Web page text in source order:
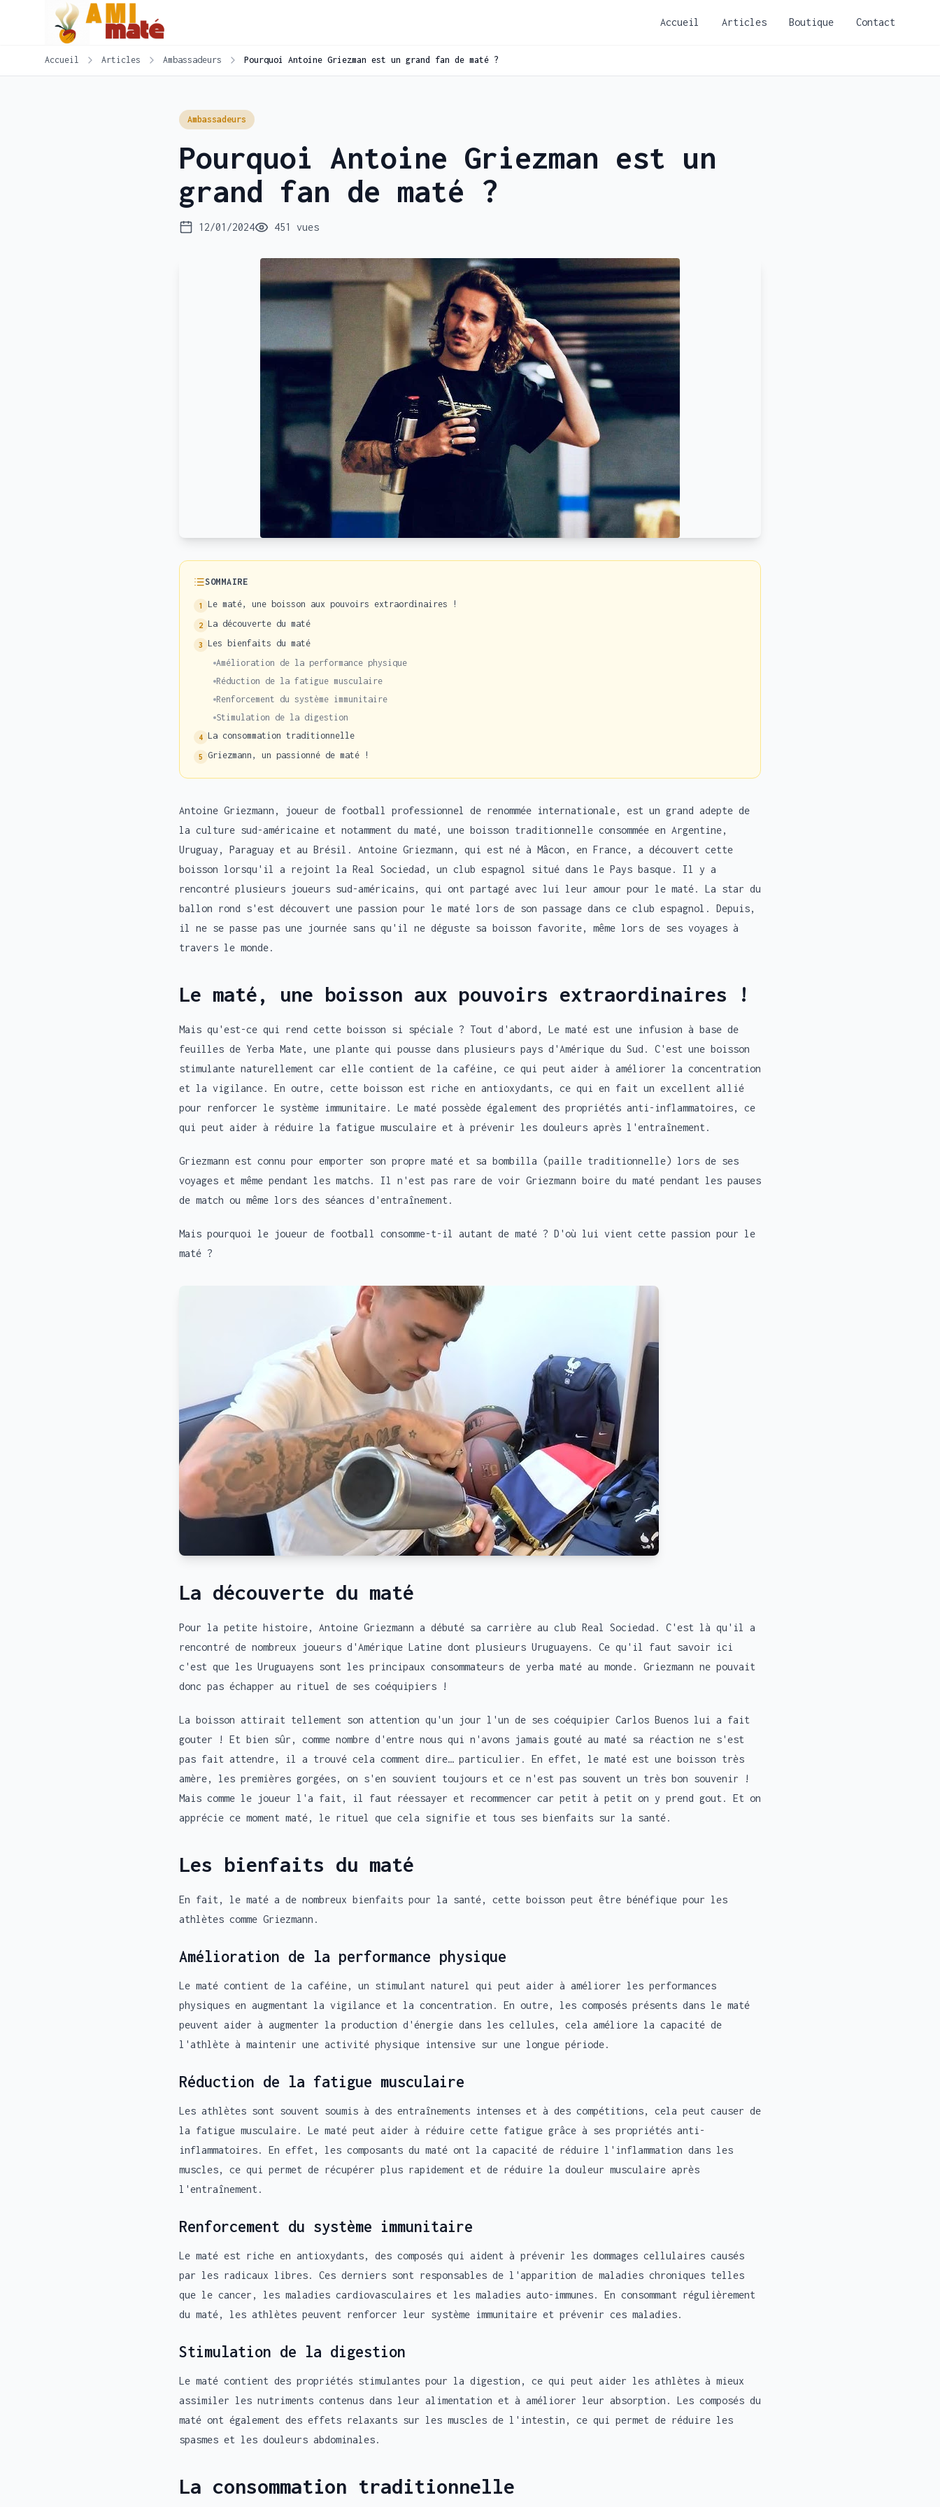
Accueil Articles Boutique Contact
Accueil Articles Ambassadeurs Pourquoi Antoine Griezman est un grand fan de maté ?
Ambassadeurs
Pourquoi Antoine Griezman est un
grand fan de maté ?
12/01/2024 451 vues
SOMMAIRE
1 Le maté, une boisson aux pouvoirs extraordinaires !
2 La découverte du maté
3
Les bienfaits du maté
Amélioration de la performance physique
Réduction de la fatigue musculaire
Renforcement du système immunitaire
Stimulation de la digestion
4 La consommation traditionnelle
5 Griezmann, un passionné de maté !
Antoine Griezmann, joueur de football professionnel de renommée internationale, est un grand adepte de
la culture sud-américaine et notamment du maté, une boisson traditionnelle consommée en Argentine,
Uruguay, Paraguay et au Brésil. Antoine Griezmann, qui est né à Mâcon, en France, a découvert cette
boisson lorsqu'il a rejoint la Real Sociedad, un club espagnol situé dans le Pays basque. Il y a
rencontré plusieurs joueurs sud-américains, qui ont partagé avec lui leur amour pour le maté. La star du
ballon rond s'est découvert une passion pour le maté lors de son passage dans ce club espagnol. Depuis,
il ne se passe pas une journée sans qu'il ne déguste sa boisson favorite, même lors de ses voyages à
travers le monde.
Le maté, une boisson aux pouvoirs extraordinaires !
Mais qu'est-ce qui rend cette boisson si spéciale ? Tout d'abord, Le maté est une infusion à base de
feuilles de Yerba Mate, une plante qui pousse dans plusieurs pays d'Amérique du Sud. C'est une boisson
stimulante naturellement car elle contient de la caféine, ce qui peut aider à améliorer la concentration
et la vigilance. En outre, cette boisson est riche en antioxydants, ce qui en fait un excellent allié
pour renforcer le système immunitaire. Le maté possède également des propriétés anti-inflammatoires, ce
qui peut aider à réduire la fatigue musculaire et à prévenir les douleurs après l'entraînement.
Griezmann est connu pour emporter son propre maté et sa bombilla (paille traditionnelle) lors de ses
voyages et même pendant les matchs. Il n'est pas rare de voir Griezmann boire du maté pendant les pauses
de match ou même lors des séances d'entraînement.
Mais pourquoi le joueur de football consomme-t-il autant de maté ? D'où lui vient cette passion pour le
maté ?
La découverte du maté
Pour la petite histoire, Antoine Griezmann a débuté sa carrière au club Real Sociedad. C'est là qu'il a
rencontré de nombreux joueurs d'Amérique Latine dont plusieurs Uruguayens. Ce qu'il faut savoir ici
c'est que les Uruguayens sont les principaux consommateurs de yerba maté au monde. Griezmann ne pouvait
donc pas échapper au rituel de ses coéquipiers !
La boisson attirait tellement son attention qu'un jour l'un de ses coéquipier Carlos Buenos lui a fait
gouter ! Et bien sûr, comme nombre d'entre nous qui n'avons jamais gouté au maté sa réaction ne s'est
pas fait attendre, il a trouvé cela comment dire… particulier. En effet, le maté est une boisson très
amère, les premières gorgées, on s'en souvient toujours et ce n'est pas souvent un très bon souvenir !
Mais comme le joueur l'a fait, il faut réessayer et recommencer car petit à petit on y prend gout. Et on
apprécie ce moment maté, le rituel que cela signifie et tous ses bienfaits sur la santé.
Les bienfaits du maté
En fait, le maté a de nombreux bienfaits pour la santé, cette boisson peut être bénéfique pour les
athlètes comme Griezmann.
Amélioration de la performance physique
Le maté contient de la caféine, un stimulant naturel qui peut aider à améliorer les performances
physiques en augmentant la vigilance et la concentration. En outre, les composés présents dans le maté
peuvent aider à augmenter la production d'énergie dans les cellules, cela améliore la capacité de
l'athlète à maintenir une activité physique intensive sur une longue période.
Réduction de la fatigue musculaire
Les athlètes sont souvent soumis à des entraînements intenses et à des compétitions, cela peut causer de
la fatigue musculaire. Le maté peut aider à réduire cette fatigue grâce à ses propriétés anti-
inflammatoires. En effet, les composants du maté ont la capacité de réduire l'inflammation dans les
muscles, ce qui permet de récupérer plus rapidement et de réduire la douleur musculaire après
l'entraînement.
Renforcement du système immunitaire
Le maté est riche en antioxydants, des composés qui aident à prévenir les dommages cellulaires causés
par les radicaux libres. Ces derniers sont responsables de l'apparition de maladies chroniques telles
que le cancer, les maladies cardiovasculaires et les maladies auto-immunes. En consommant régulièrement
du maté, les athlètes peuvent renforcer leur système immunitaire et prévenir ces maladies.
Stimulation de la digestion
Le maté contient des propriétés stimulantes pour la digestion, ce qui peut aider les athlètes à mieux
assimiler les nutriments contenus dans leur alimentation et à améliorer leur absorption. Les composés du
maté ont également des effets relaxants sur les muscles de l'intestin, ce qui permet de réduire les
spasmes et les douleurs abdominales.
La consommation traditionnelle